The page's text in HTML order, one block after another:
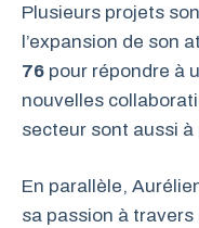
Plusieurs projets
l’expansion de son
76 pour répondre à
nouvelles
secteur sont aussi à
En parallèle,
sa passion à